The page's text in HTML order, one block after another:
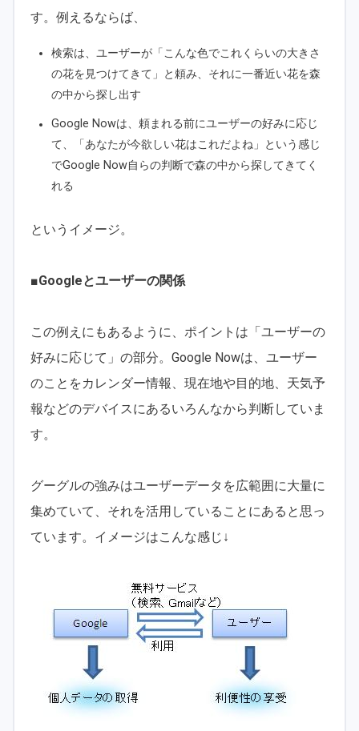
す。例えるならば、
検索は、ユーザーが「こんな色でこれくらいの大きさ
の花を見つけてきて」と頼み、それに一番近い花を森
の中から探し出す
Google Nowは、頼まれる前にユーザーの好みに応じ
て、「あなたが今欲しい花はこれだよね」という感じ
でGoogle Now自らの判断で森の中から探してきてく
れる
というイメージ。
■Googleとユーザーの関係
この例えにもあるように、ポイントは「ユーザーの
好みに応じて」の部分。Google Nowは、ユーザー
のことをカレンダー情報、現在地や目的地、天気予
報などのデバイスにあるいろんなから判断していま
す。
グーグルの強みはユーザーデータを広範囲に大量に
集めていて、それを活用していることにあると思っ
ています。イメージはこんな感じ↓